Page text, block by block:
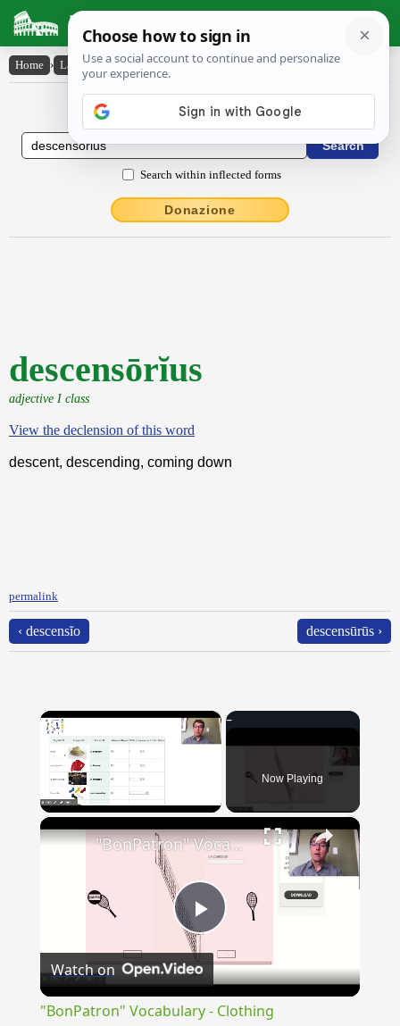
Latin Dictionary
Home › Latin-English › descensōrĭus
Latin to English Dictionary
Search within inflected forms
Donazione
descensōrĭus
adjective I class
View the declension of this word
descent, descending, coming down
permalink
‹ descensĭo descensūrūs ›
×
Now Playing
×
Play
Video
"BonPatron" Vocabulary - Clothing
Watch on
"BonPatron" Vocabulary - Clothing